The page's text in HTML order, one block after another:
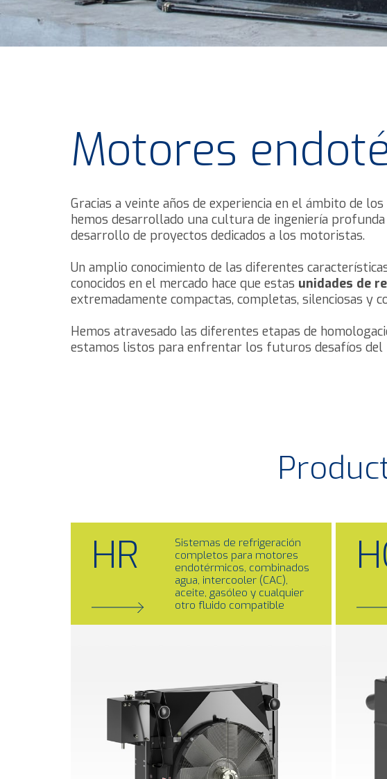
Motores
Gracias a veinte años de experiencia en el ámbito de los
hemos desarrollado una cultura de ingeniería
desarrollo de proyectos dedicados a los motoristas.
Un amplio conocimiento de las diferentes
conocidos en el mercado hace que estas unidades de
extremadamente compactas, completas, silenciosas y
Hemos atravesado las diferentes etapas de
estamos listos para enfrentar los futuros desafíos del
HR
Sistemas de refrigeración
completos para motores
endotérmicos, combinados
agua, intercooler (CAC),
aceite, gasóleo y cualquier
otro fluido compatible